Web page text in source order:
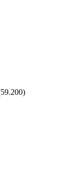
59.200)